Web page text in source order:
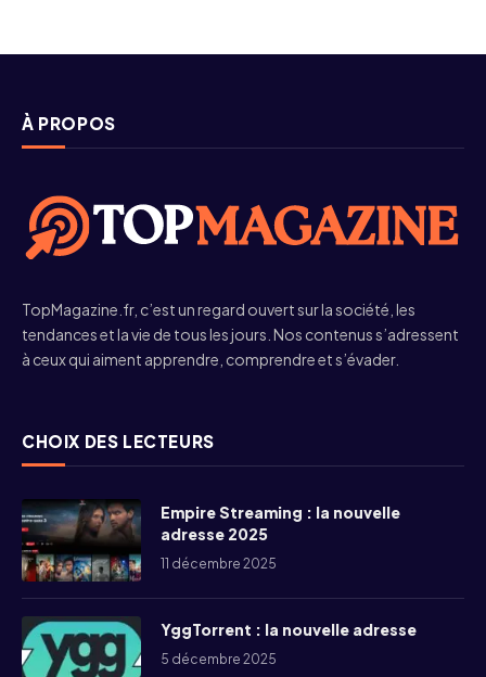
À PROPOS
TopMagazine.fr, c’est un regard ouvert sur la société, les
tendances et la vie de tous les jours. Nos contenus s’adressent
à ceux qui aiment apprendre, comprendre et s’évader.
CHOIX DES LECTEURS
Empire Streaming : la nouvelle
adresse 2025
11 décembre 2025
YggTorrent : la nouvelle adresse
5 décembre 2025